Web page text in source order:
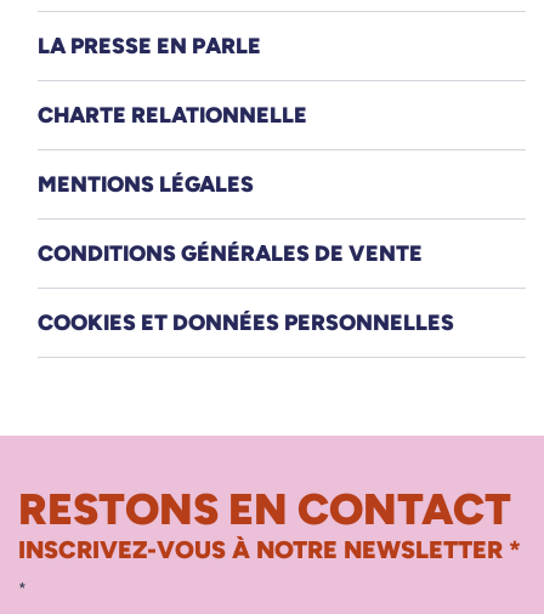
LA PRESSE EN PARLE
CHARTE RELATIONNELLE
MENTIONS LÉGALES
CONDITIONS GÉNÉRALES DE VENTE
COOKIES ET DONNÉES PERSONNELLES
RESTONS EN CONTACT
INSCRIVEZ-VOUS À NOTRE NEWSLETTER *
*